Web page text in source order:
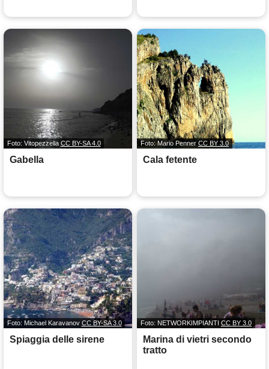
Foto: VitopezzellaCC BY-SA 4.0
Gabella
Foto: Mario PennerCC BY 3.0
Cala fetente
Foto: Michael Karavanov CC BY-SA 3.0
Spiaggia delle sirene
Foto: NETWORKIMPIANTI CC BY 3.0
Marina di vietri secondo
tratto